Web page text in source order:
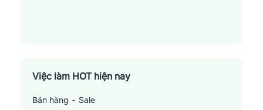
Việc làm HOT hiện nay
Bán hàng - Sale